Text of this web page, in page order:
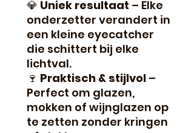
💎 Uniek resultaat – Elke
onderzetter verandert in
een kleine eyecatcher
die schittert bij elke
lichtval.
🍷 Praktisch & stijlvol –
Perfect om glazen,
mokken of wijnglazen op
te zetten zonder kringen